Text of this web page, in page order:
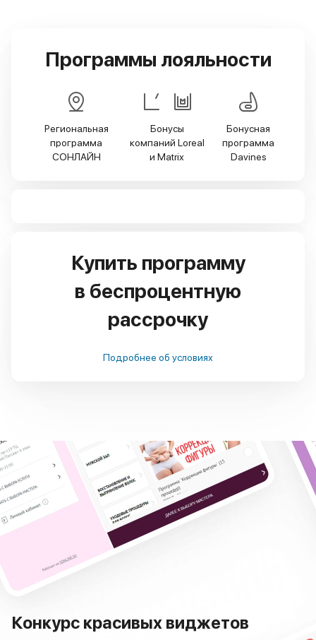
Программы лояльности
Региональная
программа
СОНЛАЙН
Бонусы
компаний Loreal
и Matriх
Бонусная
программа
Davines
Купить программу
в беспроцентную
рассрочку
Подробнее об условиях
Конкурс красивых виджетов